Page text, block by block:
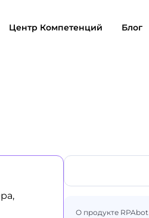
Центр Компетенций Блог
О продукте RPAbot